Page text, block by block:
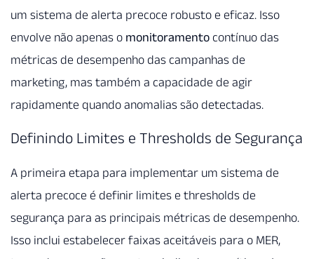
um sistema de alerta precoce robusto e eficaz. Isso
envolve não apenas o monitoramento contínuo das
métricas de desempenho das campanhas de
marketing, mas também a capacidade de agir
rapidamente quando anomalias são detectadas.
Definindo Limites e Thresholds de Segurança
A primeira etapa para implementar um sistema de
alerta precoce é definir limites e thresholds de
segurança para as principais métricas de desempenho.
Isso inclui estabelecer faixas aceitáveis para o MER,